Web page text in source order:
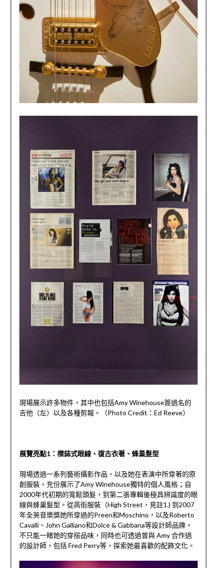
現場展示許多物件，其中也包括Amy Winehouse簽過名的
吉他（左）以及各種剪報。（Photo Credit：Ed Reeve）
展覽亮點1：標誌式眼線、復古衣著、蜂巢髮型
現場透過一系列藝術攝影作品，以及她在表演中所穿著的原
創服裝，充份展示了Amy Winehouse獨特的個人風格；自
2000年代初期的寬鬆頭髮，到第二張專輯後極具辨識度的眼
線與蜂巢髮型。從高街服裝（High Street，見註1.) 到2007
年全英音樂獎她所穿過的Preen和Moschino，以及Roberto
Cavalli、John Galliano和Dolce & Gabbana等設計師品牌。
不只能一睹她的穿搭品味，同時也可透過曾與 Amy 合作過
的設計師，包括 Fred Perry等，探索她最喜歡的配飾文化。